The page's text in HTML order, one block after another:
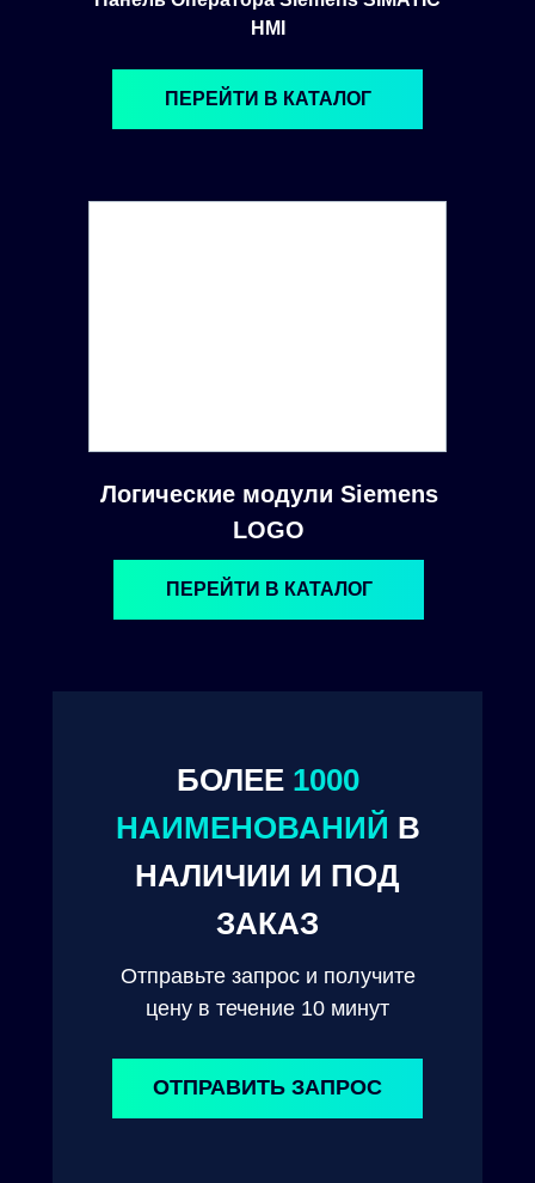
ОТПРАВИТЬ ЗАПРОС
БОЛЕЕ 1000
НАИМЕНОВАНИЙ В
НАЛИЧИИ И ПОД
ЗАКАЗ
Отправьте запрос и получите
цену в течение 10 минут
HMI
Логические модули Siemens
LOGO
ПЕРЕЙТИ В КАТАЛОГ
ПЕРЕЙТИ В КАТАЛОГ
© 2024. ООО "Технокам Инжиниринг"